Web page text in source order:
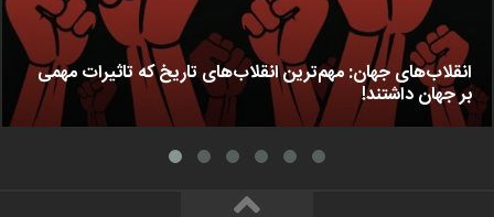
انقلاب‌های جهان: مهم‌ترین انقلاب‌های تاریخ که تاثیرات مهمی
بر جهان داشتند!